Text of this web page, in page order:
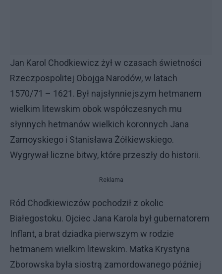
Jan Karol Chodkiewicz żył w czasach świetności
Rzeczpospolitej Obojga Narodów, w latach
1570/71 – 1621. Był najsłynniejszym hetmanem
wielkim litewskim obok współczesnych mu
słynnych hetmanów wielkich koronnych Jana
Zamoyskiego i Stanisława Żółkiewskiego.
Wygrywał liczne bitwy, które przeszły do historii.
Reklama
Ród Chodkiewiczów pochodził z okolic
Białegostoku. Ojciec Jana Karola był gubernatorem
Inflant, a brat dziadka pierwszym w rodzie
hetmanem wielkim litewskim. Matka Krystyna
Zborowska była siostrą zamordowanego później